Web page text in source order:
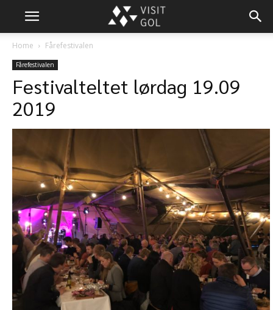
Home Fårefestivalen
Fårefestivalen
Festivalteltet lørdag 19.09
2019